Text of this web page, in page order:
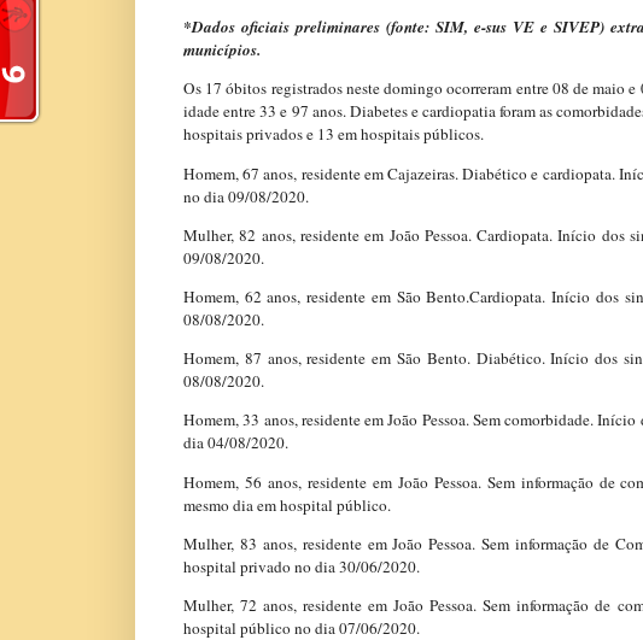
*Dados oficiais preliminares (fonte: SIM, e-sus VE e SIVEP)
municípios.
Os 17 óbitos registrados neste domingo ocorreram entre 08 de maio
idade entre 33 e 97 anos. Diabetes e cardiopatia foram as
hospitais privados e 13 em hospitais públicos.
Homem, 67 anos, residente em Cajazeiras. Diabético e cardiopata.
no dia 09/08/2020.
Mulher, 82 anos, residente em João Pessoa. Cardiopata. Início
09/08/2020.
Homem, 62 anos, residente em São Bento.Cardiopata. Início dos
08/08/2020.
Homem, 87 anos, residente em São Bento. Diabético. Início dos
08/08/2020.
Homem, 33 anos, residente em João Pessoa. Sem comorbidade.
dia 04/08/2020.
Homem, 56 anos, residente em João Pessoa. Sem informação de
mesmo dia em hospital público.
Mulher, 83 anos, residente em João Pessoa. Sem informação de
hospital privado no dia 30/06/2020.
Mulher, 72 anos, residente em João Pessoa. Sem informação de
hospital público no dia 07/06/2020.